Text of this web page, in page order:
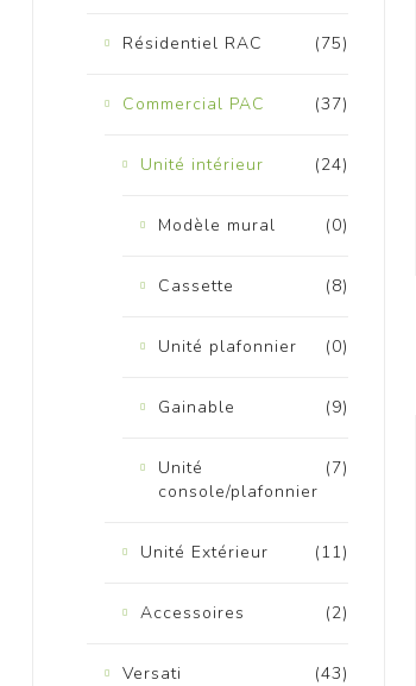
(75)
Résidentiel RAC
(37)
Commercial PAC
(24)
Unité intérieur
(0)
Modèle mural
(8)
Cassette
(0)
Unité plafonnier
(9)
Gainable
(7)
Unité
console/plafonnier
(11)
Unité Extérieur
(2)
Accessoires
(43)
Versati